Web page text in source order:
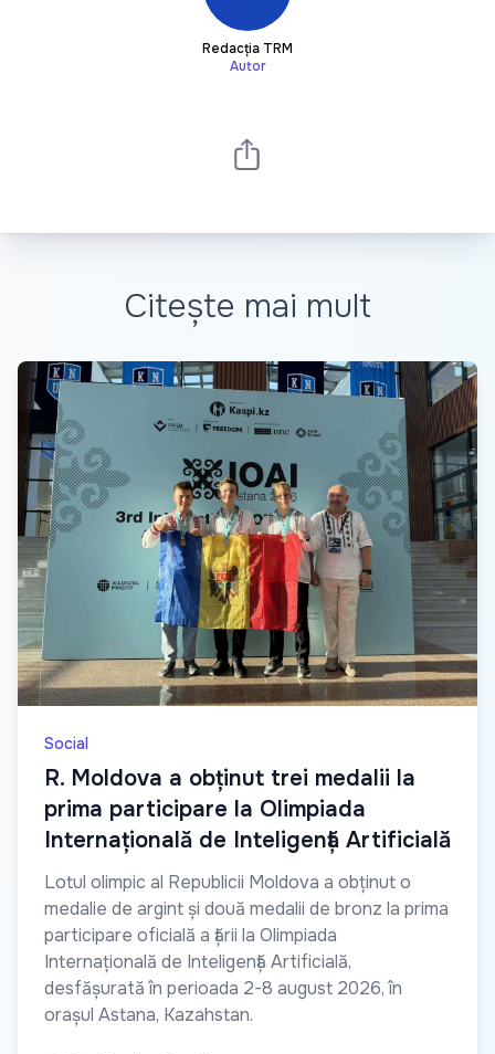
Redacția TRM
Autor
Citește mai mult
Social
R. Moldova a obținut trei medalii la
prima participare la Olimpiada
Internațională de Inteligență Artificială
Lotul olimpic al Republicii Moldova a obținut o
medalie de argint și două medalii de bronz la prima
participare oficială a țării la Olimpiada
Internațională de Inteligență Artificială,
desfășurată în perioada 2-8 august 2026, în
orașul Astana, Kazahstan.